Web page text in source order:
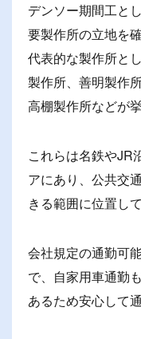
デンソー期間工と
要製作所の立地を
代表的な製作所と
製作所、善明製作
高棚製作所などが
これらは名鉄やJR
アにあり、公共交
きる範囲に位置し
会社規定の通勤可
で、自家用車通勤
あるため安心して